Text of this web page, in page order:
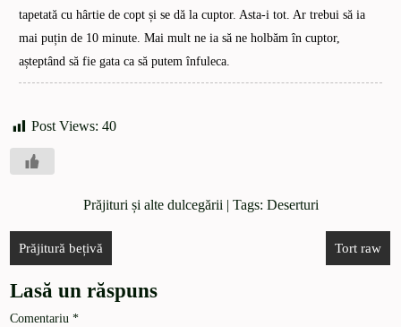
tapetată cu hârtie de copt și se dă la cuptor. Asta-i tot. Ar trebui să ia
mai puțin de 10 minute. Mai mult ne ia să ne holbăm în cuptor,
așteptând să fie gata ca să putem înfuleca.
Post Views: 40
Prăjituri și alte dulcegării | Tags: Deserturi
Prăjitură bețivă Tort raw
Lasă un răspuns
Comentariu*